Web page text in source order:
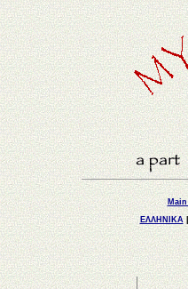
Main
ΕΛΛΗΝΙΚΑ